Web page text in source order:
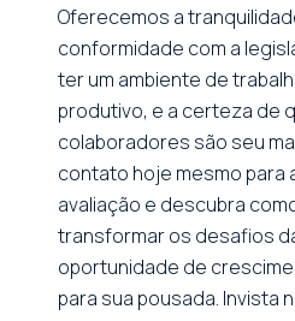
Oferecemos a
conformidade com a
ter um ambiente de
produtivo, e a certeza de
colaboradores são seu
contato hoje mesmo para
avaliação e descubra
transformar os desafios
oportunidade de
para sua pousada. Invista